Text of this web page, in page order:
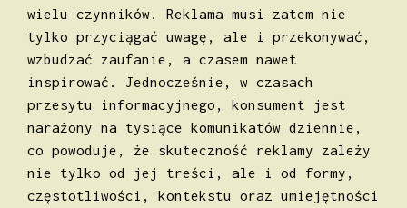
wielu czynników. Reklama musi zatem nie
tylko przyciągać uwagę, ale i przekonywać,
wzbudzać zaufanie, a czasem nawet
inspirować. Jednocześnie, w czasach
przesytu informacyjnego, konsument jest
narażony na tysiące komunikatów dziennie,
co powoduje, że skuteczność reklamy zależy
nie tylko od jej treści, ale i od formy,
częstotliwości, kontekstu oraz umiejętności